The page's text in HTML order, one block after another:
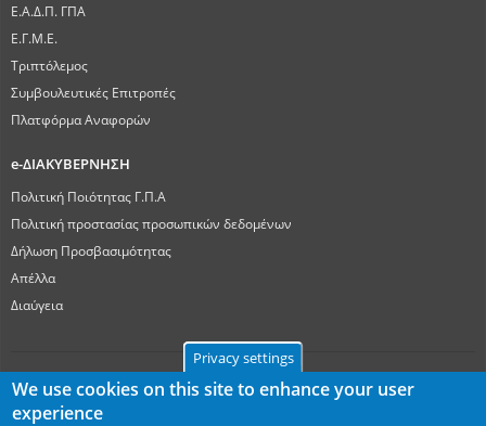
Ε.Α.Δ.Π. ΓΠΑ
Ε.Γ.Μ.Ε.
Τριπτόλεμος
Συμβουλευτικές Επιτροπές
Πλατφόρμα Αναφορών
e-ΔΙΑΚΥΒΕΡΝΗΣΗ
Πολιτική Ποιότητας Γ.Π.Α
Πολιτική προστασίας προσωπικών δεδομένων
Δήλωση Προσβασιμότητας
Απέλλα
Διαύγεια
Privacy settings
We use cookies on this site to enhance your user
experience